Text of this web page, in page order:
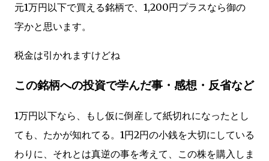
元1万円以下で買える銘柄で、1,200円プラスなら御の
字かと思います。
税金は引かれますけどね
この銘柄への投資で学んだ事・感想・反省など
1万円以下なら、もし仮に倒産して紙切れになったとし
ても、たかが知れてる。1円2円の小銭を大切にしている
わりに、それとは真逆の事を考えて、この株を購入しま